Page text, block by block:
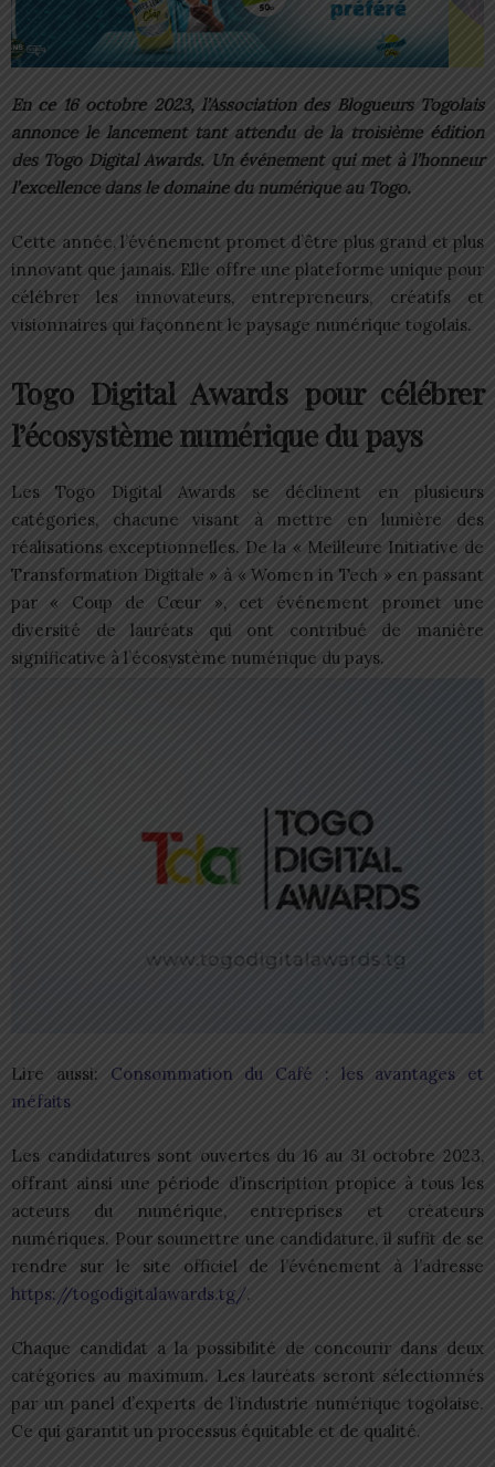
En ce 16 octobre 2023, l’Association des Blogueurs Togolais
annonce le lancement tant attendu de la troisième édition
des Togo Digital Awards. Un événement qui met à l’honneur
l’excellence dans le domaine du numérique au Togo.
Cette année, l’événement promet d’être plus grand et plus
innovant que jamais. Elle offre une plateforme unique pour
célébrer les innovateurs, entrepreneurs, créatifs et
visionnaires qui façonnent le paysage numérique togolais.
Togo Digital Awards pour célébrer
l’écosystème numérique du pays
Les Togo Digital Awards se déclinent en plusieurs
catégories, chacune visant à mettre en lumière des
réalisations exceptionnelles. De la « Meilleure Initiative de
Transformation Digitale » à « Women in Tech » en passant
par « Coup de Cœur », cet événement promet une
diversité de lauréats qui ont contribué de manière
significative à l’écosystème numérique du pays.
Lire aussi: Consommation du Café : les avantages et
méfaits
Les candidatures sont ouvertes du 16 au 31 octobre 2023,
offrant ainsi une période d’inscription propice à tous les
acteurs du numérique, entreprises et créateurs
numériques. Pour soumettre une candidature, il suffit de se
rendre sur le site officiel de l’événement à l’adresse
https://togodigitalawards.tg/.
Chaque candidat a la possibilité de concourir dans deux
catégories au maximum. Les lauréats seront sélectionnés
par un panel d’experts de l’industrie numérique togolaise.
Ce qui garantit un processus équitable et de qualité.